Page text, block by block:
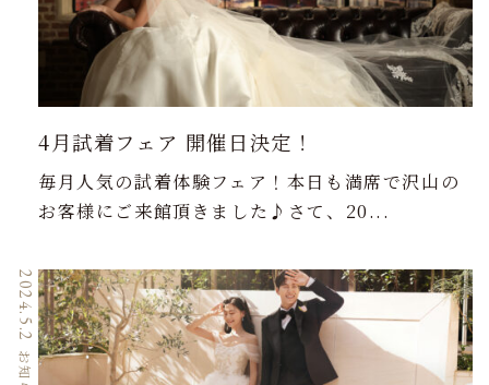
4月試着フェア 開催日決定！
毎月人気の試着体験フェア！本日も満席で沢山の
お客様にご来館頂きました♪さて、20...
2024.5.2